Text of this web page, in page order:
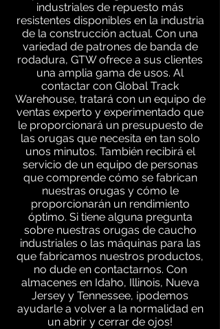
industriales de repuesto más
resistentes disponibles en la industria
de la construcción actual. Con una
variedad de patrones de banda de
rodadura, GTW ofrece a sus clientes
una amplia gama de usos. Al
contactar con Global Track
Warehouse, tratará con un equipo de
ventas experto y experimentado que
le proporcionará un presupuesto de
las orugas que necesita en tan solo
unos minutos. También recibirá el
servicio de un equipo de personas
que comprende cómo se fabrican
nuestras orugas y cómo le
proporcionarán un rendimiento
óptimo. Si tiene alguna pregunta
sobre nuestras orugas de caucho
industriales o las máquinas para las
que fabricamos nuestros productos,
no dude en contactarnos. Con
almacenes en Idaho, Illinois, Nueva
Jersey y Tennessee, ¡podemos
ayudarle a volver a la normalidad en
un abrir y cerrar de ojos!